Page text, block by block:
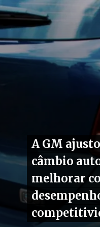
A GM
câmbio
melhorar
A GM
câmbio
melhorar